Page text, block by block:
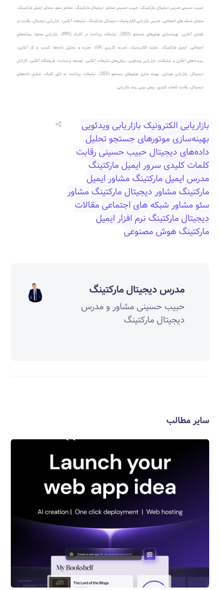
حبیب حسینی مدرس دیجیتال مارکتینگ، حبیب حسینی مشاور دیجیتال مارکتینگ، مشاور سئو، مشاور ایمیل مارکتینگ،
مشاور شبکه های اجتماعی، مدرس بازاریابی الکترونیک،دیجیتال مارکتینگ، تبلیغات آنلاین، بازاریابی دیجیتال، رقابت در
فضای آنلاین، بهینه‌سازی موتورهای جستجو (SEO) ، تبلیغات پرداخت در کلیک (PPC) ، بازاریابی محتوا، رسانه‌های
اجتماعی، ایمیل مارکتینگ، تجارت الکترونیک، تجربه کاربری (UX)، تجزیه و تحلیل داده‌ها، کسب و کار آنلاین،
رویدادهای آنلاین و تبلیغات، بازاریابی ویدئویی، روش‌های تبلیغات آنلاین، توسعه وبسایت، فروشگاه آنلاین، کارتابل
دیجیتال، بازاریابی موبایل، بهینه سازی موتورهای جستجو (SEO)، تبلیغات پرداخت به ازای کلیک، تحلیل داده‌های
دیجیتال، رقابت کلمات کلیدی، پیش بینی روند بازاریابی
بازاریابی الکترونیک بازاریابی ویدئویی
بهینه‌سازی موتورهای جستجو تحلیل
داده‌های دیجیتال حبیب حسینی رقابت
کلمات کلیدی سرور ایمیل مارکتینگ
مدرس ایمیل مارکتینگ مشاور ایمیل
مارکتینگ مشاور دیجیتال مارکتینگ مشاور
سئو مشاور شبکه های اجتماعی مقالات
دیجیتال مارکتینگ نرم افزار ایمیل
مارکتینگ هوش مصنوعی‎‎
مدرس دیجیتال مارکتینگ
حبیب حسینی مشاور و مدرس
دیجیتال مارکتینگ
سایر مطالب